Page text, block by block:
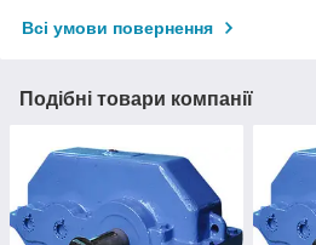
Всі умови повернення
Подібні товари компанії